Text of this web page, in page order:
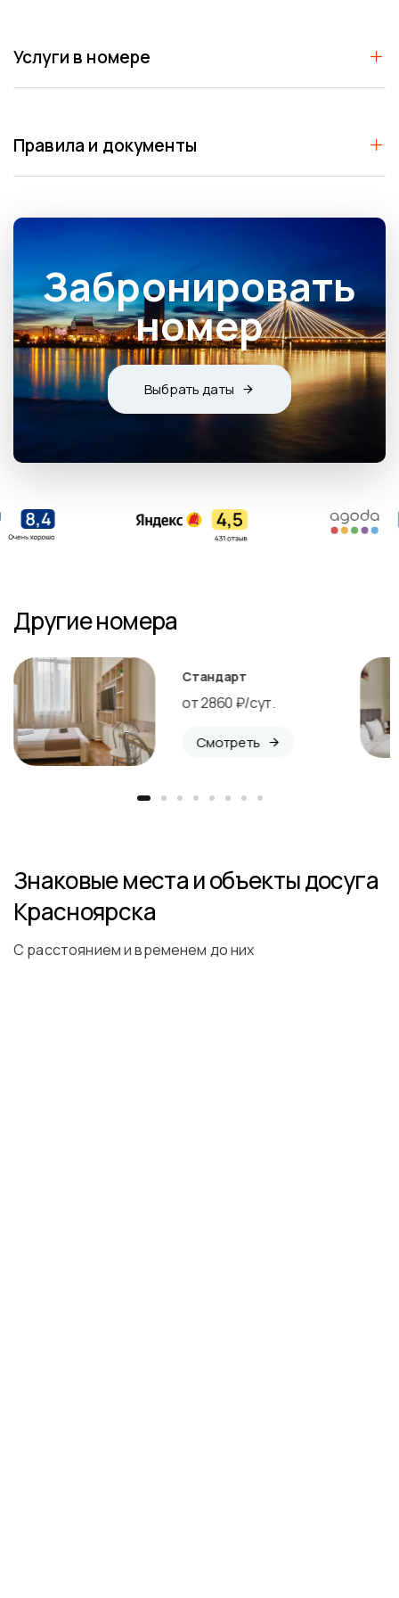
primary
navigation
content
Услуги в номере
Правила и документы
Забронировать
номер
Выбрать даты
Другие номера
Стандарт
от 2860 ₽/сут.
Смотреть
Знаковые места и объекты досуга
Красноярска
С расстоянием и временем до них